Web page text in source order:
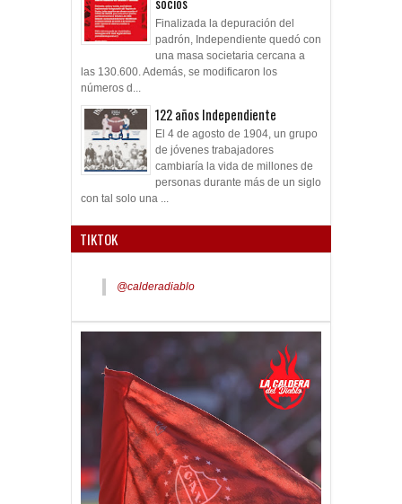
Finalizada la depuración del
padrón, Independiente quedó con
una masa societaria cercana a
las 130.600. Además, se modificaron los
números d...
122 años Independiente
El 4 de agosto de 1904, un grupo
de jóvenes trabajadores
cambiaría la vida de millones de
personas durante más de un siglo
con tal solo una ...
TIKTOK
@calderadiablo